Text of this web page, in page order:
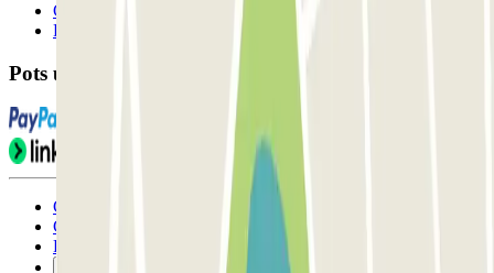
Contacta'ns
FAQ
Pots utilitzar aquests mètodes de pagament:
Condicions d'ús i contratació
Condicions de cancel-lació
Política de cookies